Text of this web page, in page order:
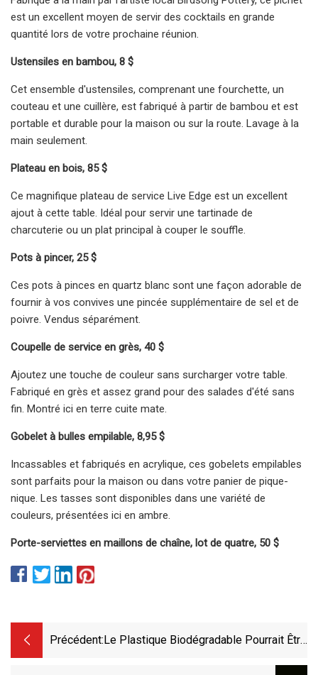
est un excellent moyen de servir des cocktails en grande
quantité lors de votre prochaine réunion.
Ustensiles en bambou, 8 $
Cet ensemble d'ustensiles, comprenant une fourchette, un
couteau et une cuillère, est fabriqué à partir de bambou et est
portable et durable pour la maison ou sur la route. Lavage à la
main seulement.
Plateau en bois, 85 $
Ce magnifique plateau de service Live Edge est un excellent
ajout à cette table. Idéal pour servir une tartinade de
charcuterie ou un plat principal à couper le souffle.
Pots à pincer, 25 $
Ces pots à pinces en quartz blanc sont une façon adorable de
fournir à vos convives une pincée supplémentaire de sel et de
poivre. Vendus séparément.
Coupelle de service en grès, 40 $
Ajoutez une touche de couleur sans surcharger votre table.
Fabriqué en grès et assez grand pour des salades d'été sans
fin. Montré ici en terre cuite mate.
Gobelet à bulles empilable, 8,95 $
Incassables et fabriqués en acrylique, ces gobelets empilables
sont parfaits pour la maison ou dans votre panier de pique-
nique. Les tasses sont disponibles dans une variété de
couleurs, présentées ici en ambre.
Porte-serviettes en maillons de chaîne, lot de quatre, 50 $
Précédent: Le Plastique Biodégradable Pourrait Être